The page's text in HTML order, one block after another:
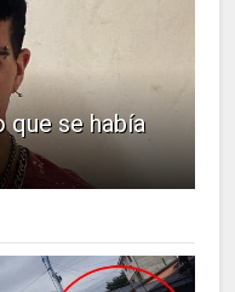
que se había